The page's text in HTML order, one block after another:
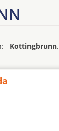
Kottingbrunn.